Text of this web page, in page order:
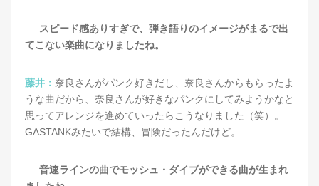
──スピード感ありすぎで、弾き語りのイメージがまるで出
てこない楽曲になりましたね。
藤井： 奈良さんがパンク好きだし、奈良さんからもらったよ
うな曲だから、奈良さんが好きなパンクにしてみようかなと
思ってアレンジを進めていったらこうなりました（笑）。
GASTANKみたいで結構、冒険だったんだけど。
──音速ラインの曲でモッシュ・ダイブができる曲が生まれ